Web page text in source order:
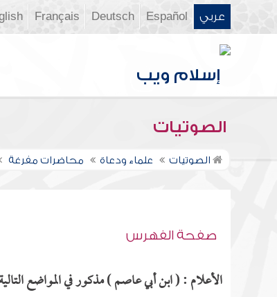
عربي Español
Deutsch
Français
الصوتيات
الصوتيات علماء ودعاة محاضرات مفرغة
صفحة الفهرس
الأعلام : ( ابن أبي عاصم ) مذكور في المواضع التالية